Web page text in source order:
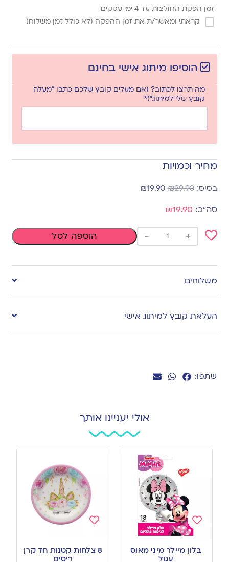
שתפו:
זמן הפקת החולצות עד 4 ימי עסקים
קראתי ומאשר/ת את זמן ההפקה (לא כולל זמן משלוח)
הוסיפו מיתוג אישי בחינם
מה תרצו לכתוב? (אם מעלים קובץ שלכם כתבו "מעלה
קובץ שלי למיתוג")*
מחיר וכמויות
₪29.90
₪19.90
₪19.90
to
wishlist
+
- הוספה לסל
משלוחים
העלאת קובץ למיתוג אישי
אולי יעניינו אותך
Add
to
wishlist
בלון מיילר מיני מאוס
עגול
to
8 צלחות קטנות חד קרן
ריסים